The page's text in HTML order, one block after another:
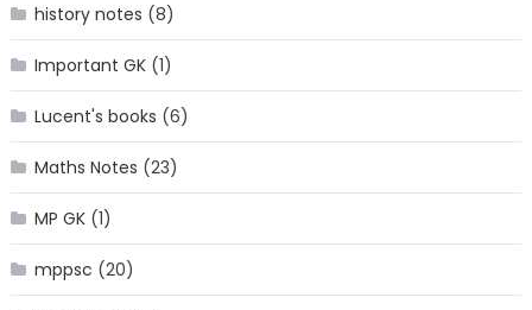
history notes (8)
Important GK(1)
Lucent's books (6)
Maths Notes (23)
MP GK(1)
mppsc (20)